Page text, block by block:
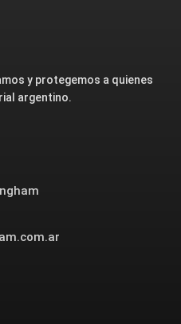
y protegemos a quienes
argentino.